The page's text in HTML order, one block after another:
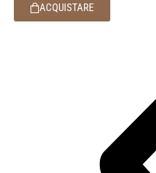
ACQUISTARE